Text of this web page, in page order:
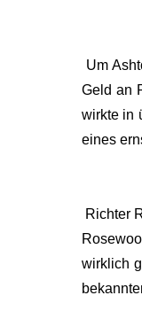
Um
Geld an
wirkte in
eines
Richter
wirklich